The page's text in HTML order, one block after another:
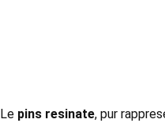
Le pins resinate, pur